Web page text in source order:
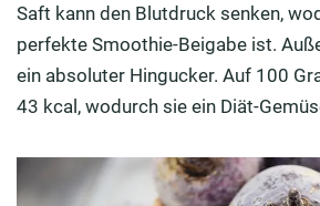
Saft kann den Blutdruck senken,
perfekte Smoothie-Beigabe ist.
ein absoluter Hingucker. Auf 100
43 kcal, wodurch sie ein Diät-